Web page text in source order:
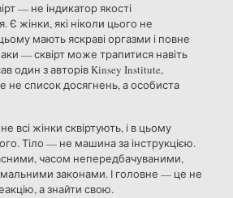
— не індикатор якості
Є жінки, які ніколи цього не
мають яскраві оргазми і повне
— сквірт може трапитися навіть
один з авторів Kinsey Institute,
не список досягнень, а особиста
всі жінки сквіртують, і в цьому
Тіло — не машина за інструкцією.
часом непередбачуваними,
законами. І головне — це не
а знайти свою.